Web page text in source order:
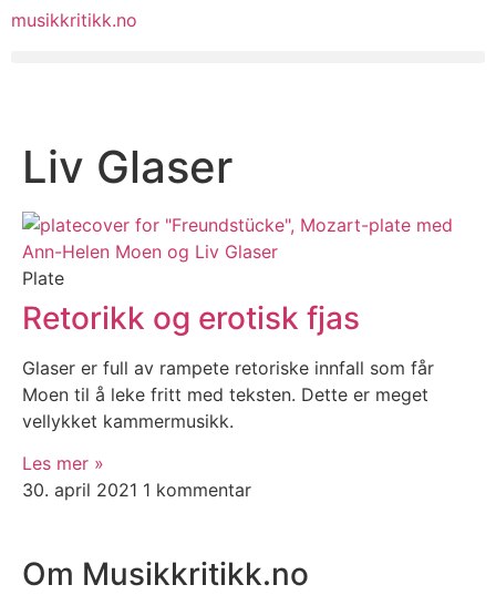
musikkritikk.no
Liv Glaser
Plate
Retorikk og erotisk fjas
Glaser er full av rampete retoriske innfall som får
Moen til å leke fritt med teksten. Dette er meget
vellykket kammermusikk.
Les mer »
30. april 2021 1 kommentar
Om Musikkritikk.no